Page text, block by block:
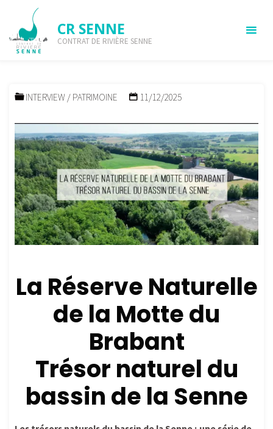
content
CR SENNE
CONTRAT DE RIVIÈRE SENNE
La Réserve Naturelle de la
INTERVIEW / PATRIMOINE 11/12/2025
La Réserve Naturelle
de la Motte du
Brabant
Trésor naturel du
bassin de la Senne